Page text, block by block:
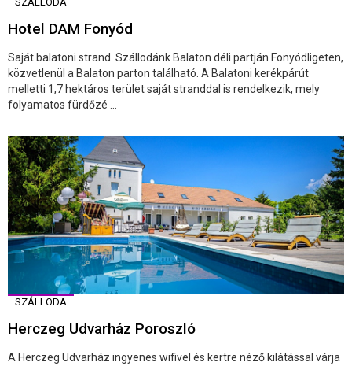
Hotel DAM Fonyód
Saját balatoni strand. Szállodánk Balaton déli partján Fonyódligeten,
közvetlenül a Balaton parton található. A Balatoni kerékpárút
melletti 1,7 hektáros terület saját stranddal is rendelkezik, mely
folyamatos fürdőzé ...
SZÁLLODA
Herczeg Udvarház Poroszló
A Herczeg Udvarház ingyenes wifivel és kertre néző kilátással várja